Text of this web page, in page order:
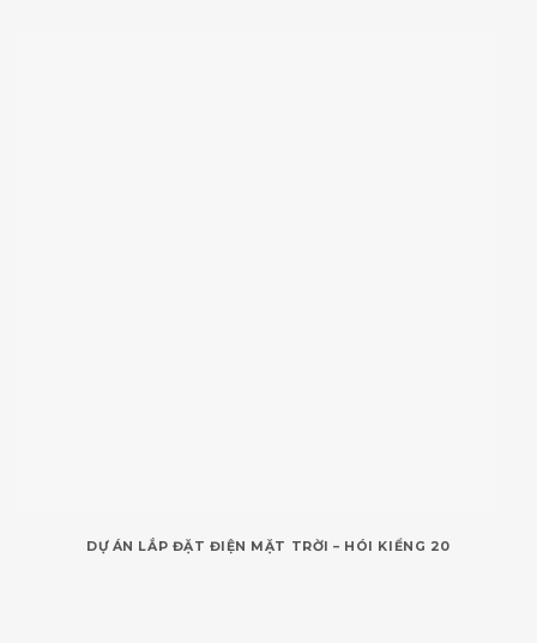
DỰ ÁN LẮP ĐẶT ĐIỆN MẶT TRỜI – HÓI KIỂNG 20